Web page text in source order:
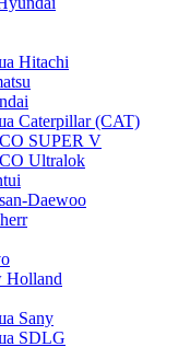
Hitachi
Caterpillar (CAT)
SUPER V
Ultralok
Daewoo
Holland
Sany
SDLG